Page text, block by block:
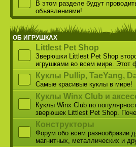
В этом разделе будут
объявлениями!
ОБ ИГРУШКАХ
Littlest Pet Shop
Зверюшки Littlest Pet Shop
игрушками во всем мире. Этот
Куклы Pullip, TaeYang,
Самые красивые куклы в мире!
Куклы Winx Club и
Куклы Winx Club по
зверюшек Littlest Pet Shop.
Конструкторы
Форум обо всем разнообразии
магнитных, металлических и